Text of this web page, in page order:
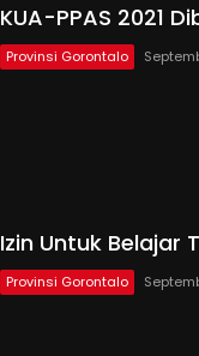
KUA-PPAS 2021
Provinsi Gorontalo
Izin Untuk Belajar
Provinsi Gorontalo